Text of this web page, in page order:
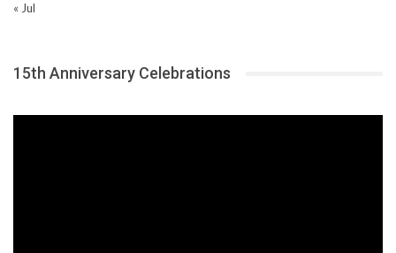
« Jul
15th Anniversary Celebrations